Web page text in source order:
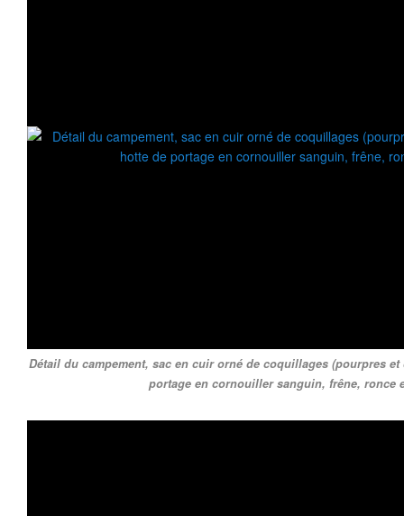
Détail du campement, sac en cuir orné de coquillages (pourpres
portage en cornouiller sanguin, frêne, ronce